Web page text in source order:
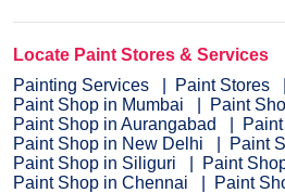
Locate Paint Stores & Services
Painting Services
Paint Stores
Paint Shop in Mumbai
Paint
Paint Shop in Aurangabad
Paint Shop in New Delhi
Paint
Paint Shop in Siliguri
Paint
Paint Shop in Chennai
Paint